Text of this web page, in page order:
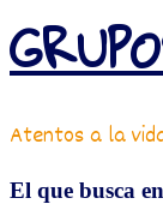
Atentos a la
El que busca